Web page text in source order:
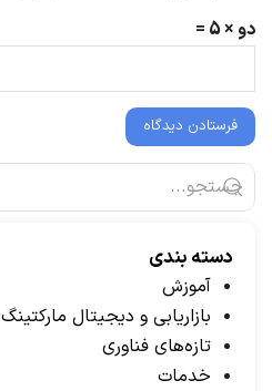
دسته بندی
آموزش
بازاریابی و دیجیتال مارکتینگ
تازه‌های فناوری
خدمات
دو × 5 =